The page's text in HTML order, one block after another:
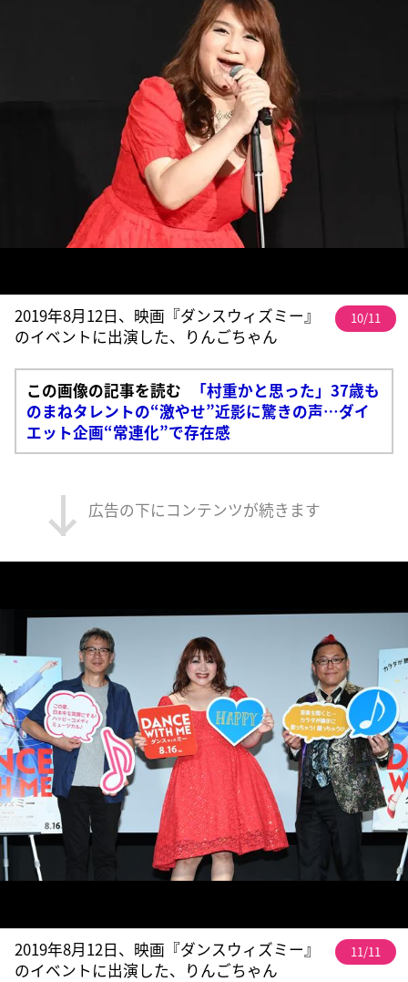
2019年8月12日、映画『ダンスウィズミー』
のイベントに出演した、りんごちゃん
10/11
この画像の記事を読む
「村重かと思った」37歳も
のまねタレントの“激やせ”近影に驚きの声…ダイ
エット企画“常連化”で存在感
広告の下にコンテンツが続きます
2019年8月12日、映画『ダンスウィズミー』
のイベントに出演した、りんごちゃん
11/11